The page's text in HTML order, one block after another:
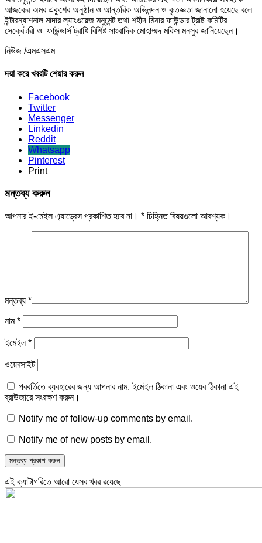
আজকের অমর একুশের অনুষ্ঠান ও আন্তরিক অভিনন্দন ও কৃতজ্ঞতা জানানো হয়েছে বলে
ইন্টারন্যাশনাল মাদার ল্যাংগুয়েজ মনুমেন্ট তথা শহীদ মিনার ফাউন্ডার ট্রাষ্ট কমিটির
সেক্রেটারী ও ফাউন্ডার্স ট্রাষ্টি বিশিষ্ট সাংবাদিক মোহাম্মদ মকিস মনসুর জানিয়েছেন।
নিউজ /এমএসএম
দয়া করে খবরটি শেয়ার করুন
Facebook
Twitter
Messenger
Linkedin
Reddit
Whatsapp
Pinterest
Print
মন্তব্য করুন
আপনার ই-মেইল এ্যাড্রেস প্রকাশিত হবে না। * চিহ্নিত বিষয়গুলো আবশ্যক।
মন্তব্য *
নাম*
ইমেইল*
ওয়েবসাইট
পরবর্তিতে ব্যবহারের জন্য আপনার নাম, ইমেইল ঠিকানা এবং ওয়েব ঠিকানা এই
ব্রাউজারে সংরক্ষণ করুন।
Notify me of follow-up comments by email.
Notify me of new posts by email.
এই ক্যাটাগরিতে আরো যেসব খবর রয়েছে